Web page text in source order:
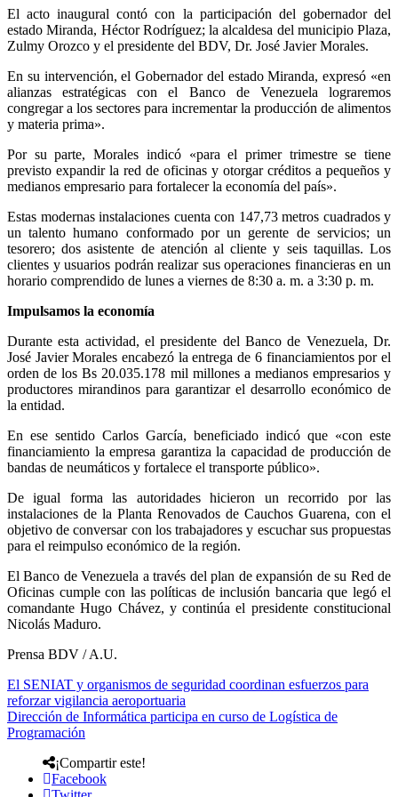
El acto inaugural contó con la participación del gobernador del
estado Miranda, Héctor Rodríguez; la alcaldesa del municipio Plaza,
Zulmy Orozco y el presidente del BDV, Dr. José Javier Morales.
En su intervención, el Gobernador del estado Miranda, expresó «en
alianzas estratégicas con el Banco de Venezuela lograremos
congregar a los sectores para incrementar la producción de alimentos
y materia prima».
Por su parte, Morales indicó «para el primer trimestre se tiene
previsto expandir la red de oficinas y otorgar créditos a pequeños y
medianos empresario para fortalecer la economía del país».
Estas modernas instalaciones cuenta con 147,73 metros cuadrados y
un talento humano conformado por un gerente de servicios; un
tesorero; dos asistente de atención al cliente y seis taquillas. Los
clientes y usuarios podrán realizar sus operaciones financieras en un
horario comprendido de lunes a viernes de 8:30 a. m. a 3:30 p. m.
Impulsamos la economía
Durante esta actividad, el presidente del Banco de Venezuela, Dr.
José Javier Morales encabezó la entrega de 6 financiamientos por el
orden de los Bs 20.035.178 mil millones a medianos empresarios y
productores mirandinos para garantizar el desarrollo económico de
la entidad.
En ese sentido Carlos García, beneficiado indicó que «con este
financiamiento la empresa garantiza la capacidad de producción de
bandas de neumáticos y fortalece el transporte público».
De igual forma las autoridades hicieron un recorrido por las
instalaciones de la Planta Renovados de Cauchos Guarena, con el
objetivo de conversar con los trabajadores y escuchar sus propuestas
para el reimpulso económico de la región.
El Banco de Venezuela a través del plan de expansión de su Red de
Oficinas cumple con las políticas de inclusión bancaria que legó el
comandante Hugo Chávez, y continúa el presidente constitucional
Nicolás Maduro.
Prensa BDV / A.U.
El SENIAT y organismos de seguridad coordinan esfuerzos para
reforzar vigilancia aeroportuaria
Dirección de Informática participa en curso de Logística de
Programación
¡Compartir este!
Facebook